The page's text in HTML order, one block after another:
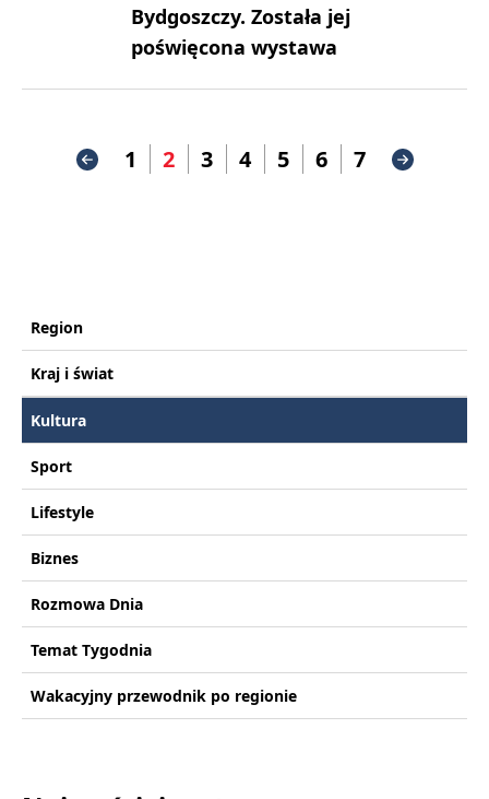
Bydgoszczy. Została jej
poświęcona wystawa
1 2 3 4 5 6 7
Region
Kraj i świat
Kultura
Sport
Lifestyle
Biznes
Rozmowa Dnia
Temat Tygodnia
Wakacyjny przewodnik po regionie